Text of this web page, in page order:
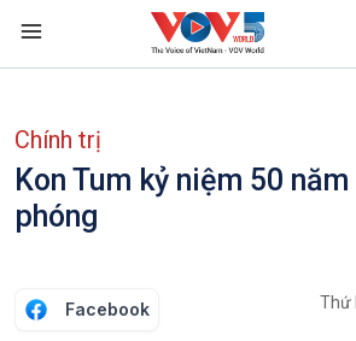
Nhảy đến nội dung
Chính trị
Kon Tum kỷ niệm 50
phóng
Facebook Thứ